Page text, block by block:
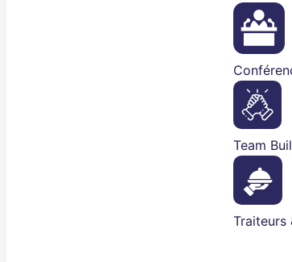
Team
Traiteurs